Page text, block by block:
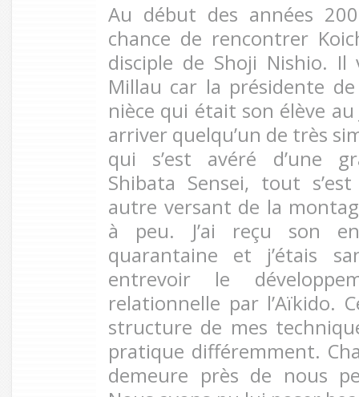
Au début des années
chance de rencontrer
disciple de Shoji Nishio. Il
Millau car la présidente
nièce qui était son élève
arriver quelqu’un de très
qui s’est avéré d’une
Shibata Sensei, tout
autre versant de la
à peu. J’ai reçu son
quarantaine et j’étais
entrevoir le
relationnelle par l’Aïkido.
structure de mes
pratique différemment.
demeure près de nous